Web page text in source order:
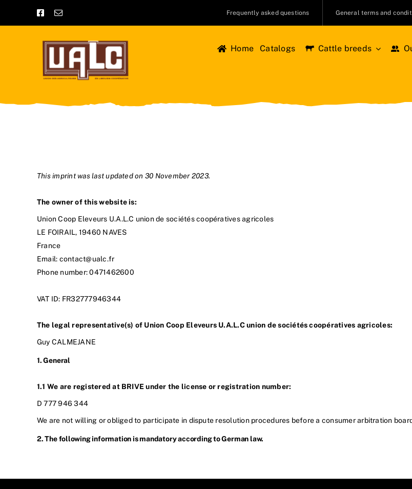
Frequently asked questions General terms and
Home Catalogs Cattle breeds
This imprint was last updated on 30 November 2023.
The owner of this website is:
Union Coop Eleveurs U.A.L.C union de sociétés coopératives agricoles
LE FOIRAIL, 19460 NAVES
France
Email: rf.clau@tcatnoc
Phone number: 0471462600
VAT ID: FR32777946344
The legal representative(s) of Union Coop Eleveurs U.A.L.C union de sociétés coopératives agricoles:
Guy CALMEJANE
1. General
1.1 We are registered at BRIVE under the license or registration number:
D 777 946 344
We are not willing or obliged to participate in dispute resolution procedures before a consumer arbitration
2. The following information is mandatory according to German law.